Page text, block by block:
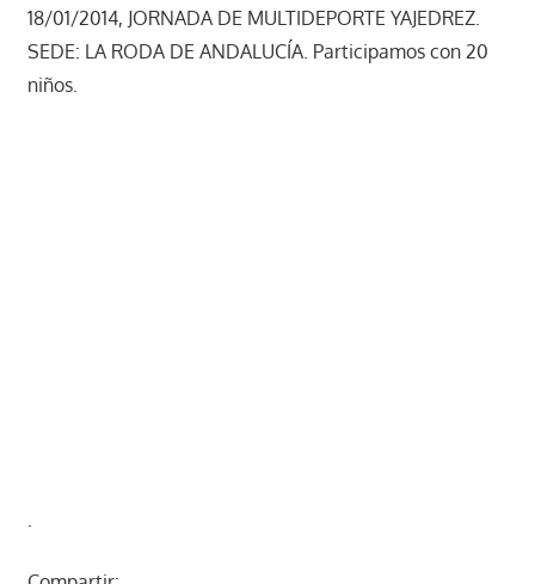
18/01/2014, JORNADA DE MULTIDEPORTE YAJEDREZ.
SEDE: LA RODA DE ANDALUCÍA. Participamos con 20
niños.